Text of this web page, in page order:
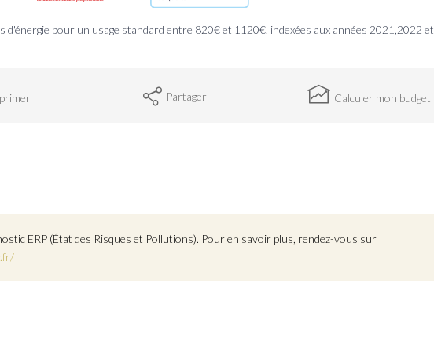
d'énergie pour un usage standard entre 820€ et 1120€. indexées aux années 2021,2022 et
Partager Calculer mon budget
ERP (État des Risques et Pollutions). Pour en savoir plus, rendez-vous sur